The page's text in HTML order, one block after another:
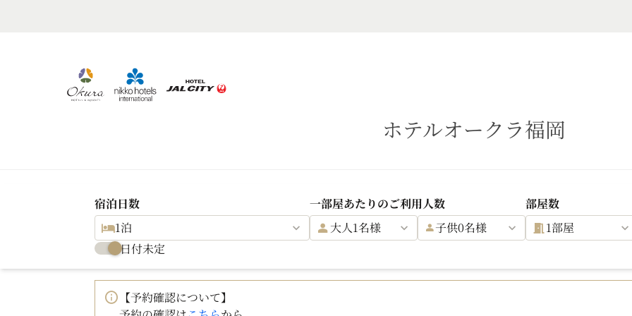
ホテルオークラ福岡
宿泊日数
1泊
一部屋あたりのご利用人数
大人1名様
子供0名様
部屋数
1部屋
日付未定
【予約確認について】